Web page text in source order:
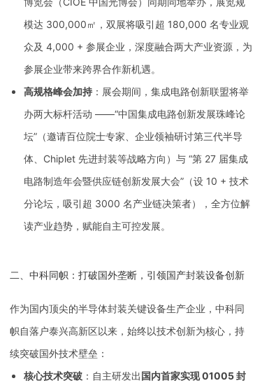
模达 300,000㎡，双展将吸引超 180,000 名专业观
众及 4,000 + 参展企业，深度融合两大产业资源，为
参展企业带来跨界合作新机遇。
高规格峰会加持 ：展会期间，集成电路创新联盟将举
办两大标杆活动 ——“中国集成电路创新发展珠峰论
坛”（邀请百位院士专家、企业领袖研讨第三代半导
体、Chiplet 先进封装等战略方向）与 “第 27 届集成
电路制造年会暨供应链创新发展大会”（设 10 + 技术
分论坛，吸引超 3000 名产业链决策者），全方位解
读产业趋势，赋能自主可控发展。
二、中科同帜：打破国外垄断，引领国产封装设备创新
作为国内顶尖的半导体封装关键设备生产企业，中科同
帜自落户泰兴高新区以来，始终以技术创新为核心，持
续突破国外技术壁垒：
核心技术突破 ：自主研发出国内首家实现 01005 封